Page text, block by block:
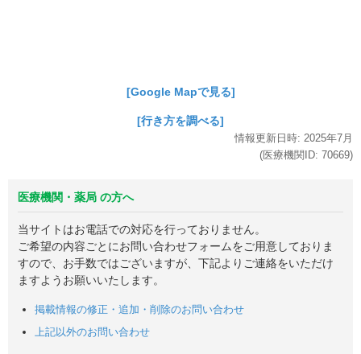
[Google Mapで見る]
[行き方を調べる]
情報更新日時: 2025年7月
(医療機関ID: 70669)
医療機関・薬局 の方へ
当サイトはお電話での対応を行っておりません。
ご希望の内容ごとにお問い合わせフォームをご用意しておりま
すので、お手数ではございますが、下記よりご連絡をいただけ
ますようお願いいたします。
掲載情報の修正・追加・削除のお問い合わせ
上記以外のお問い合わせ